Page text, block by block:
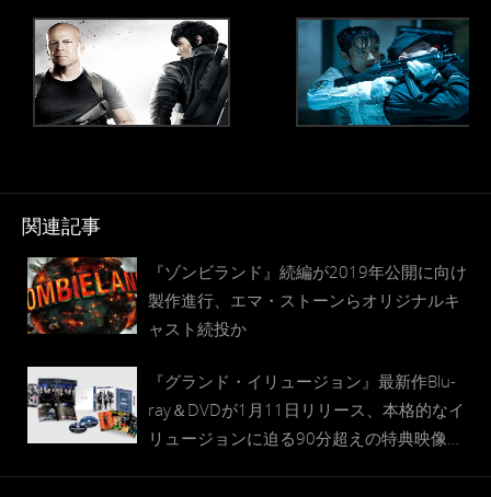
関連記事
『ゾンビランド』続編が2019年公開に向け
製作進行、エマ・ストーンらオリジナルキ
ャスト続投か
『グランド・イリュージョン』最新作Blu-
ray＆DVDが1月11日リリース、本格的なイ
リュージョンに迫る90分超えの特典映像収